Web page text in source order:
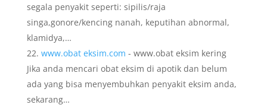
segala penyakit seperti: sipilis/raja
singa,gonore/kencing nanah, keputihan abnormal,
klamidya,…
www.obat eksim.com - www.obat eksim kering
Jika anda mencari obat eksim di apotik dan belum
ada yang bisa menyembuhkan penyakit eksim anda,
sekarang…